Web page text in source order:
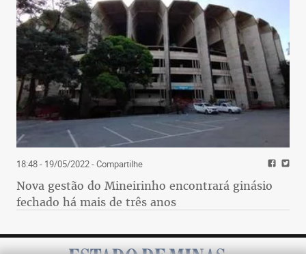
18:48 - 19/05/2022- Compartilhe
Nova gestão do Mineirinho encontrará ginásio
fechado há mais de três anos